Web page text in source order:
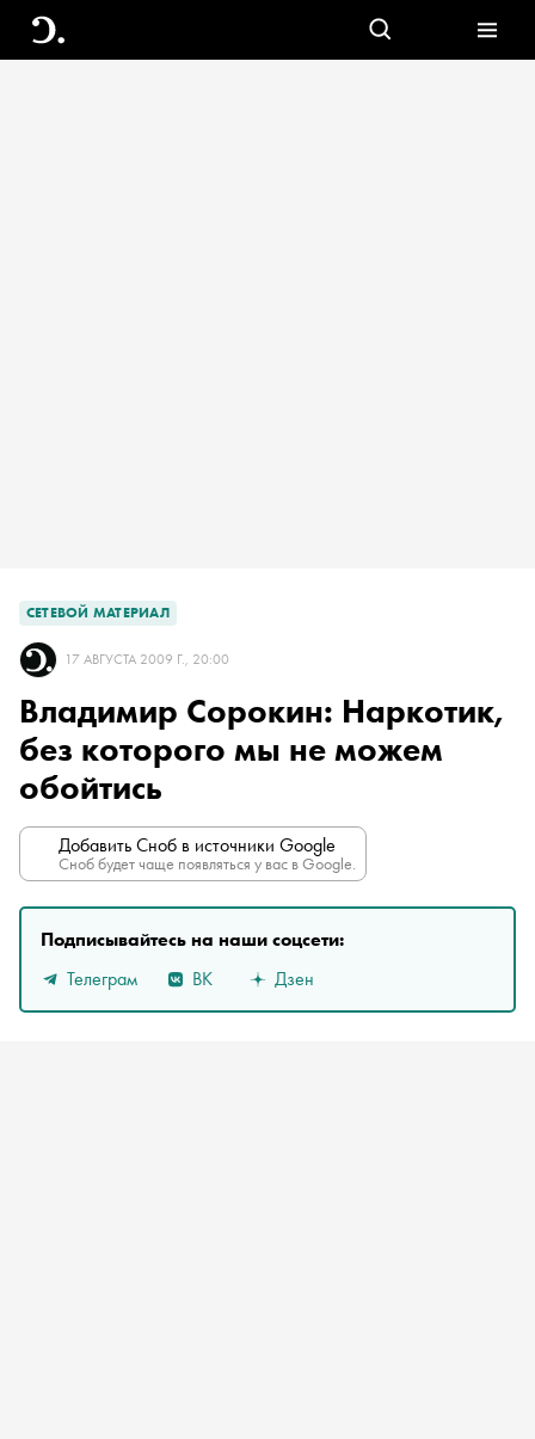
СЕТЕВОЙ МАТЕРИАЛ
17 АВГУСТА 2009 Г., 20:00
Владимир Сорокин: Наркотик,
без которого мы не можем
обойтись
Добавить Сноб в источники Google
Сноб будет чаще появляться у вас в Google.
Подписывайтесь на наши соцсети:
Телеграм
ВК Дзен